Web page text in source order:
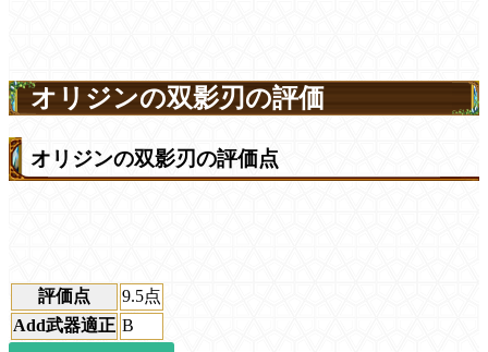
オリジンの双影刃の評価
オリジンの双影刃の評価点
評価点 9.5点
Add武器適正 B